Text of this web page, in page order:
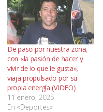
De paso por nuestra zona,
con «la pasión de hacer y
vivir de lo que le gusta»,
viaja propulsado por su
propia energía (VIDEO)
11 enero, 2025
En «Deportes»